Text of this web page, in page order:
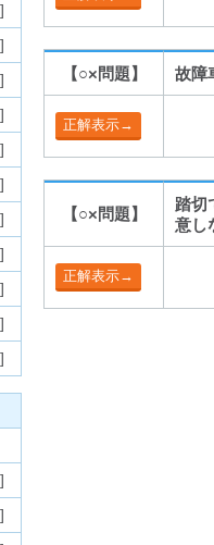
【○×問題】 故障
【○×問題】
踏切
意し